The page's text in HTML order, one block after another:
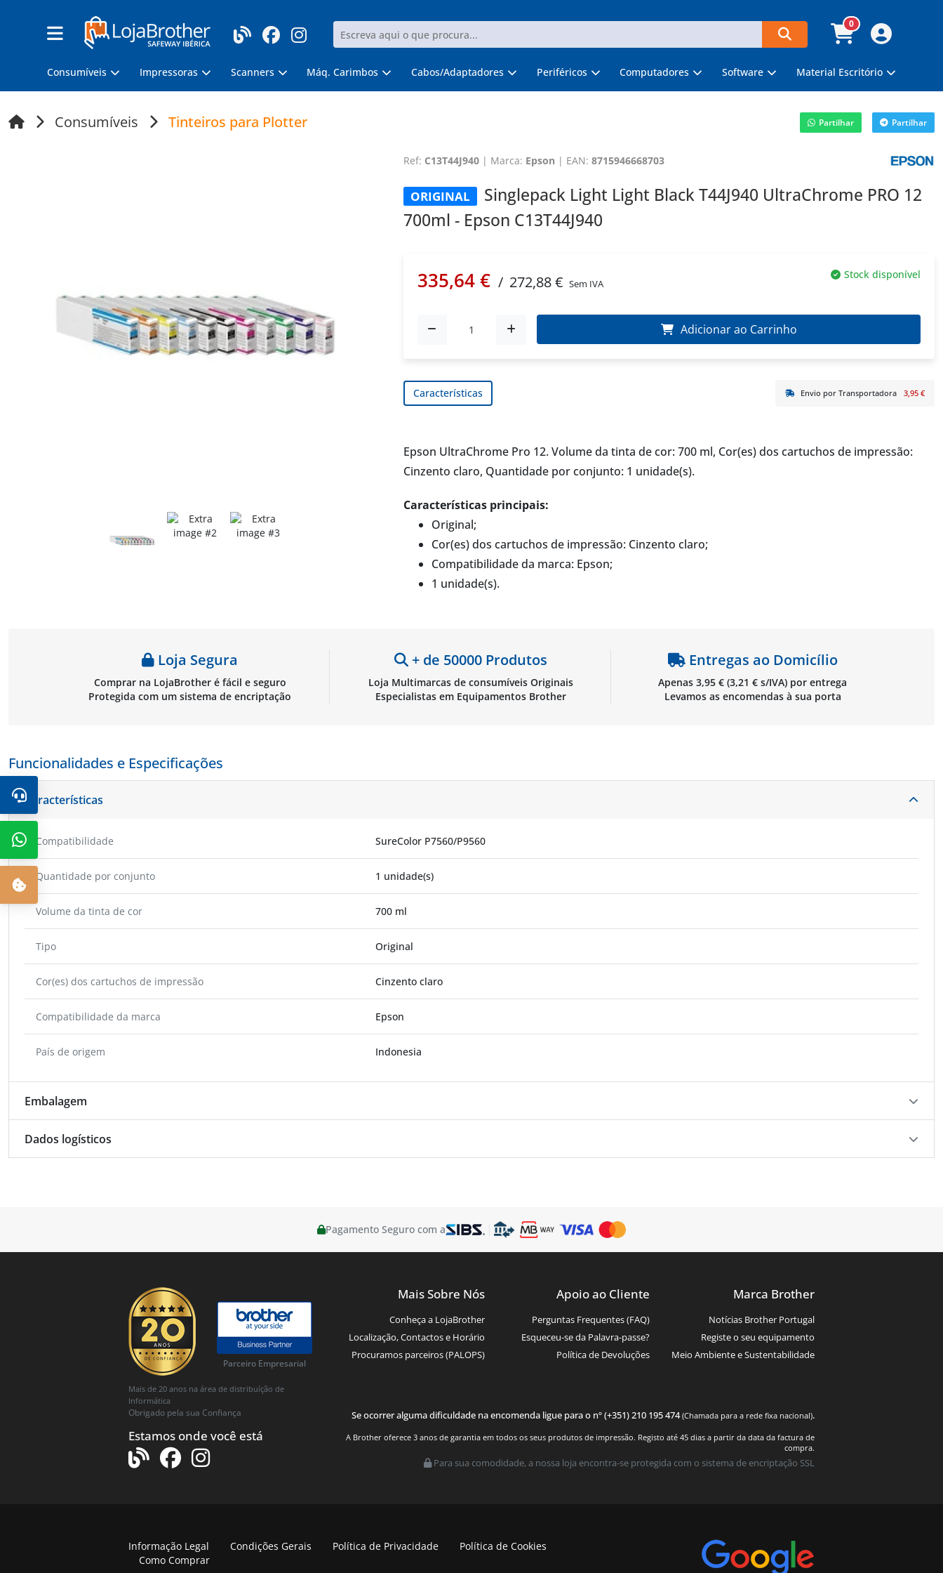
0
Consumíveis Impressoras Scanners Máq. Carimbos Cabos/Adaptadores Periféricos Computadores Software Material Escritório
Consumíveis Tinteiros para Plotter Partilhar Partilhar
Ref: C13T44J940| Marca: Epson | EAN: 8715946668703
ORIGINAL
Singlepack Light Light Black T44J940 UltraChrome PRO 12
700ml - Epson C13T44J940
335,64 € / 272,88 € Sem IVA
Stock disponível
Adicionar ao Carrinho
Características Envio por Transportadora 3,95 €
Epson UltraChrome Pro 12. Volume da tinta de cor: 700 ml, Cor(es) dos cartuchos de impressão:
Cinzento claro, Quantidade por conjunto: 1 unidade(s).
Características principais:
Original;
Cor(es) dos cartuchos de impressão: Cinzento claro;
Compatibilidade da marca: Epson;
1 unidade(s).
Loja Segura
Comprar na LojaBrother é fácil e seguro
Protegida com um sistema de encriptação
+ de 50000 Produtos
Loja Multimarcas de consumíveis Originais
Especialistas em Equipamentos Brother
Entregas ao Domicílio
Apenas 3,95 € (3,21 € s/IVA) por entrega
Levamos as encomendas à sua porta
Funcionalidades e Especificações
Características
Compatibilidade SureColor P7560/P9560
Quantidade por conjunto 1 unidade(s)
Volume da tinta de cor 700 ml
Tipo Original
Cor(es) dos cartuchos de impressão Cinzento claro
Compatibilidade da marca Epson
País de origem Indonesia
Embalagem
Dados logísticos
Pagamento Seguro com a
Parceiro Empresarial
Mais de 20 anos na área de distribuíção de
Informática
Obrigado pela sua Confiança
Estamos onde você está
Mais Sobre Nós
Conheça a LojaBrother
Localização, Contactos e Horário
Procuramos parceiros (PALOPS)
Apoio ao Cliente
Perguntas Frequentes (FAQ)
Esqueceu-se da Palavra-passe?
Política de Devoluções
Marca Brother
Notícias Brother Portugal
Registe o seu equipamento
Meio Ambiente e Sustentabilidade
Se ocorrer alguma dificuldade na encomenda ligue para o nº (+351) 210 195 474(Chamada para a rede fixa nacional).
A Brother oferece 3 anos de garantia em todos os seus produtos de impressão. Registo até 45 dias a partir da data da factura de
compra.
Para sua comodidade, a nossa loja encontra-se protegida com o sistema de encriptação SSL
Informação Legal Condições Gerais Política de Privacidade
Política de Cookies
Como Comprar